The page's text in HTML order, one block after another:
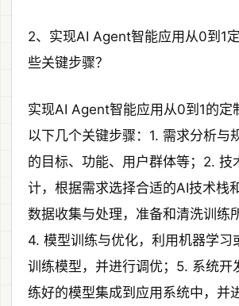
2、实现AI Agent智能应用从0到1
些关键步骤？
实现AI Agent智能应用从0到1的定
以下几个关键步骤：1. 需求分析与
的目标、功能、用户群体等；2. 技
计，根据需求选择合适的AI技术栈
数据收集与处理，准备和清洗训练
4. 模型训练与优化，利用机器学习
训练模型，并进行调优；5. 系统开
练好的模型集成到应用系统中，并